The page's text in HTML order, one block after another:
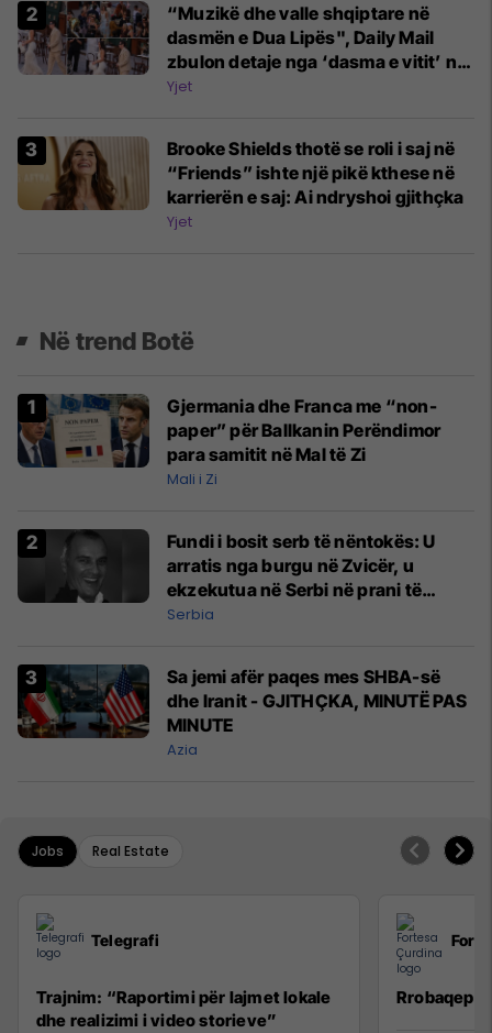
“Muzikë dhe valle shqiptare në
dasmën e Dua Lipës", Daily Mail
zbulon detaje nga ‘dasma e vitit’ në
Sicili
Yjet
Brooke Shields thotë se roli i saj në
“Friends” ishte një pikë kthese në
karrierën e saj: Ai ndryshoi gjithçka
Yjet
Në trend Botë
Gjermania dhe Franca me “non-
paper” për Ballkanin Perëndimor
para samitit në Mal të Zi
Mali i Zi
Fundi i bosit serb të nëntokës: U
arratis nga burgu në Zvicër, u
ekzekutua në Serbi në prani të
shefit të policisë
Serbia
Sa jemi afër paqes mes SHBA-së
dhe Iranit - GJITHÇKA, MINUTË PAS
MINUTE
Azia
Jobs Real Estate
Telegrafi
Trajnim: “Raportimi për lajmet lokale
dhe realizimi i video storieve”